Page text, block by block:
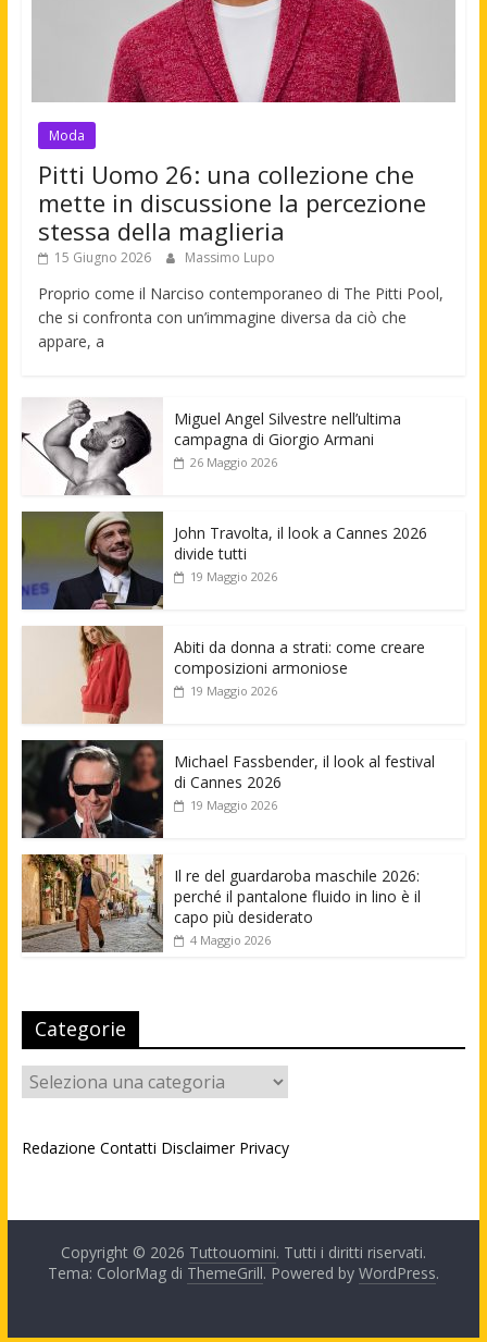
Moda
Pitti Uomo 26: una collezione che
mette in discussione la percezione
stessa della maglieria
15 Giugno 2026 Massimo Lupo
Proprio come il Narciso contemporaneo di The Pitti Pool,
che si confronta con un’immagine diversa da ciò che
appare, a
Miguel Angel Silvestre nell’ultima
campagna di Giorgio Armani
26 Maggio 2026
John Travolta, il look a Cannes 2026
divide tutti
19 Maggio 2026
Abiti da donna a strati: come creare
composizioni armoniose
19 Maggio 2026
Michael Fassbender, il look al festival
di Cannes 2026
19 Maggio 2026
Il re del guardaroba maschile 2026:
perché il pantalone fluido in lino è il
capo più desiderato
4 Maggio 2026
Categorie
Categorie
Redazione Contatti Disclaimer Privacy
Copyright © 2026 Tuttouomini. Tutti i diritti riservati.
Tema: ColorMag di ThemeGrill. Powered by WordPress.